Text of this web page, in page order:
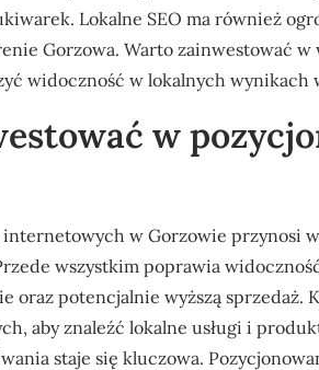
Lokalne SEO ma również
Gorzowa. Warto zainwestować
widoczność w lokalnych wynikach
w
w Gorzowie przynosi
wszystkim poprawia
oraz potencjalnie wyższą sprzedaż.
aby znaleźć lokalne usługi i
staje się kluczowa.